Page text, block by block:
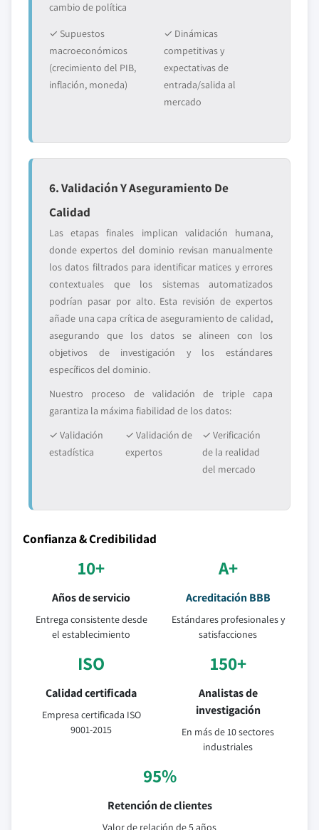
cambio de política
✓ Supuestos
macroeconómicos
(crecimiento del PIB,
inflación, moneda)
✓ Dinámicas
competitivas y
expectativas de
entrada/salida al
mercado
6. Validación Y Aseguramiento De
Calidad
Las etapas finales implican validación humana,
donde expertos del dominio revisan manualmente
los datos filtrados para identificar matices y errores
contextuales que los sistemas automatizados
podrían pasar por alto. Esta revisión de expertos
añade una capa crítica de aseguramiento de calidad,
asegurando que los datos se alineen con los
objetivos de investigación y los estándares
específicos del dominio.
Nuestro proceso de validación de triple capa
garantiza la máxima fiabilidad de los datos:
✓ Validación
estadística
✓ Validación de
expertos
✓ Verificación
de la realidad
del mercado
Confianza & Credibilidad
10+
Años de servicio
Entrega consistente desde
el establecimiento
A+
Acreditación BBB
Estándares profesionales y
satisfacciones
ISO
Calidad certificada
Empresa certificada ISO
9001-2015
150+
Analistas de
investigación
En más de 10 sectores
industriales
95%
Retención de clientes
Valor de relación de 5 años